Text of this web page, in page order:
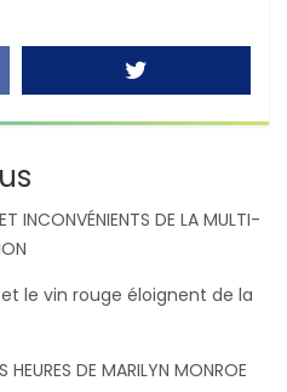
INCONVÉNIENTS DE LA MULTI-
le vin rouge éloignent de la
HEURES DE MARILYN MONROE